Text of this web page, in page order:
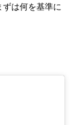
は何を基準に